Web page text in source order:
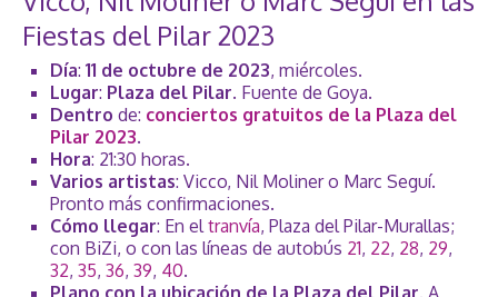
Fiestas del Pilar 2023
Día: 11 de octubre de 2023, miércoles.
Lugar: Plaza del Pilar. Fuente de Goya.
Dentro de: conciertos gratuitos de la Plaza del
Pilar 2023.
Hora: 21:30 horas.
Varios artistas: Vicco, Nil Moliner o Marc Seguí.
Pronto más confirmaciones.
Cómo llegar: En eltranvía, Plaza del Pilar-Murallas;
con BiZi, o con las líneas de autobús 21, 22, 28, 29,
32, 35, 36, 39, 40.